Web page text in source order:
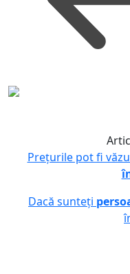
Prețurile pot fi
Dacă sunteți